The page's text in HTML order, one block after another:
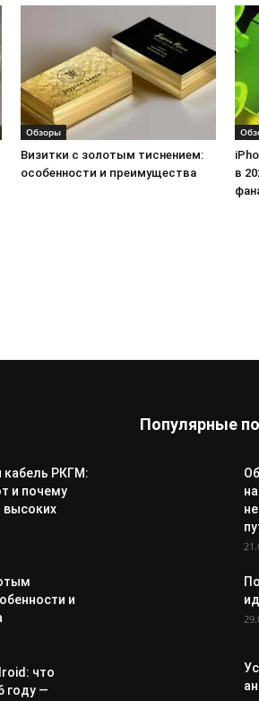
Обзоры
Визитки с золотым тиснением:
особенности и преимущества
в
кабель РКГМ:
и почему
и
что
году —
Популярные